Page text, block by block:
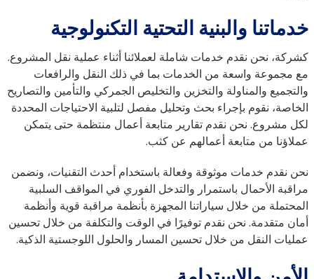
خدماتنا والبنية التحتية التكنولوجية
كشركة، نحن نقدم خدمات شاملة لعملائنا أثناء عملية نقل المشروع.
مع مجموعة واسعة من الخدمات بما في ذلك النقل والرافعات
والتجميع والمناولة والتخزين والتخليص الجمركي والتأمين والتصاريح
الخاصة، نقوم بإجراء بحث وتحليل مفصل لتلبية الاحتياجات المحددة
لكل مشروع. نحن نقدم تقارير متابعة أعمال منتظمة حتى يتمكن
عملاؤنا من متابعة أعمالهم عن كثب.
نحن نقدم خدمات موثوقة وفعالة باستخدام أحدث التقنيات، ونضمن
مراقبة الأحمال باستمرار والتدخل الفوري في المواقف السلبية
المحتملة من خلال سياراتنا المجهزة بأنظمة مراقبة قوية وأنظمة
أمان متقدمة. نحن نقدم توفيرًا في الوقت والتكلفة من خلال تحسين
عمليات النقل من خلال تحسين المسار والحلول اللوجستية الذكية.